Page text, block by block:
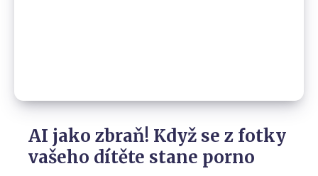
AI jako zbraň! Když se z fotky
vašeho dítěte stane porno